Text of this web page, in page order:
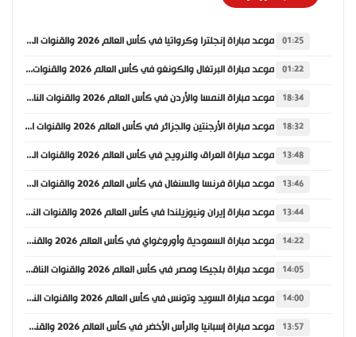
01:25 موعد مباراة إنجلترا وكرواتيا في كأس العالم 2026 والقنوات الناقلة
01:22 موعد مباراة البرتغال والكونغو في كأس العالم 2026 والقنوات الناقلة
18:34 موعد مباراة النمسا والأردن في كأس العالم 2026 والقنوات الناقلة
18:32 موعد مباراة الأرجنتين والجزائر في كأس العالم 2026 والقنوات الناقلة
13:48 موعد مباراة العراق والنرويج في كأس العالم 2026 والقنوات الناقلة
13:46 موعد مباراة فرنسا والسنغال في كأس العالم 2026 والقنوات الناقلة
13:44 موعد مباراة إيران ونيوزيلندا في كأس العالم 2026 والقنوات الناقلة
14:22 موعد مباراة السعودية وأوروغواي في كأس العالم 2026 والقنوات الناقلة
14:05 موعد مباراة بلجيكا ومصر في كأس العالم 2026 والقنوات الناقلة
14:00 موعد مباراة السويد وتونس في كأس العالم 2026 والقنوات الناقلة
13:57 موعد مباراة إسبانيا والرأس الأخضر في كأس العالم 2026 والقنوات الناقلة